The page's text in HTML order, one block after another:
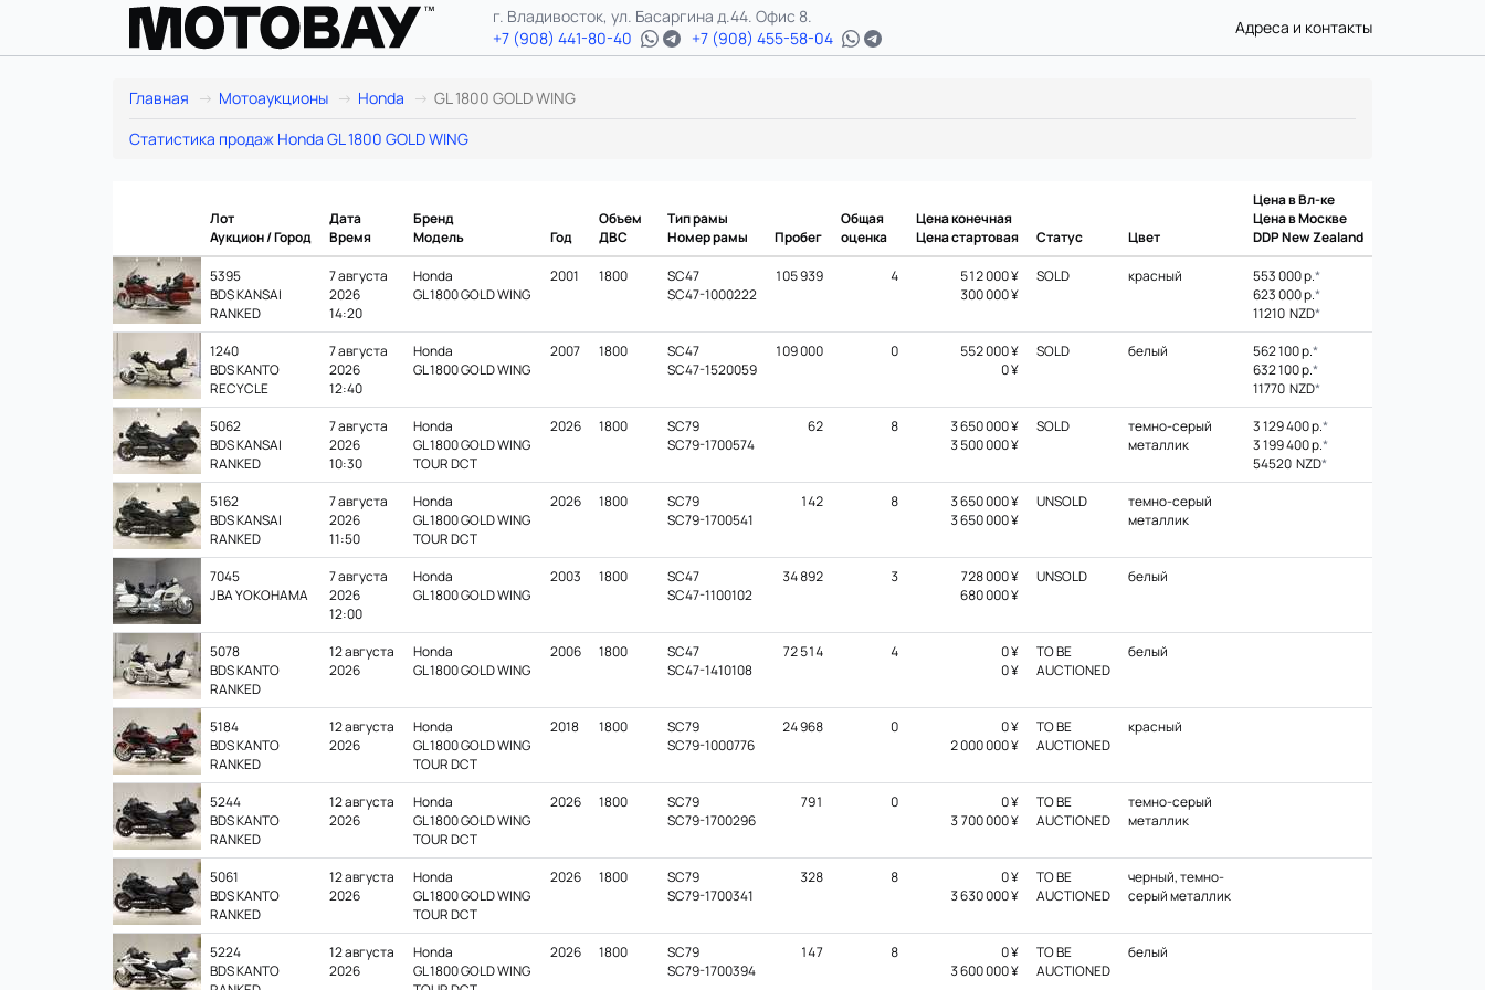
г. Владивосток, ул. Басаргина д.44. Офис 8.
+7 (908) 441-80-40
+7 (908) 455-58-04
Адреса и контакты
Honda
GL
GOLD
WING:
лоты
в
Японии
и
расчет
цены
Главная Мотоаукционы Honda
GL 1800 GOLD WING
Статистика продаж Honda GL 1800 GOLD WING
Лот
Аукцион / Город
Дата
Время
Бренд
Модель
Год
Объем
ДВС
Тип рамы
Номер рамы
Пробег
Общая
оценка
Цена конечная
Цена стартовая
Статус Цвет
Цена в Вл-ке
Цена в Москве
DDP New Zealand
5395
BDS KANSAI
RANKED
7 августа
2026
14:20
Honda
GL 1800 GOLD WING
2001 1800
SC47
SC47-1000222
105 939 4
512 000 ¥
300 000 ¥
SOLD красный 553 000 р.*
623 000 р.*
11210 NZD*
1240
BDS KANTO
RECYCLE
7 августа
2026
12:40
Honda
GL 1800 GOLD WING
2007 1800
SC47
SC47-1520059
109 000 0
552 000 ¥
0 ¥
SOLD белый 562 100 р.*
632 100 р.*
11770 NZD*
5062
BDS KANSAI
RANKED
7 августа
2026
10:30
Honda
GL 1800 GOLD WING
TOUR DCT
2026 1800
SC79
SC79-1700574
62 8
3 650 000 ¥
3 500 000 ¥
SOLD
темно-серый
металлик
3 129 400 р.*
3 199 400 р.*
54520 NZD*
5162
BDS KANSAI
RANKED
7 августа
2026
11:50
Honda
GL 1800 GOLD WING
TOUR DCT
2026 1800
SC79
SC79-1700541
142 8
3 650 000 ¥
3 650 000 ¥
UNSOLD
темно-серый
металлик
7045
JBA YOKOHAMA
7 августа
2026
12:00
Honda
GL 1800 GOLD WING
2003 1800
SC47
SC47-1100102
34 892 3
728 000 ¥
680 000 ¥
UNSOLD белый
5078
BDS KANTO
RANKED
12 августа
2026
Honda
GL 1800 GOLD WING
2006 1800
SC47
SC47-1410108
72 514 4
0 ¥
0 ¥
TO BE
AUCTIONED
белый
5184
BDS KANTO
RANKED
12 августа
2026
Honda
GL 1800 GOLD WING
TOUR DCT
2018 1800
SC79
SC79-1000776
24 968 0
0 ¥
2 000 000 ¥
TO BE
AUCTIONED
красный
5244
BDS KANTO
RANKED
12 августа
2026
Honda
GL 1800 GOLD WING
TOUR DCT
2026 1800
SC79
SC79-1700296
791 0
0 ¥
3 700 000 ¥
TO BE
AUCTIONED
темно-серый
металлик
5061
BDS KANTO
RANKED
12 августа
2026
Honda
GL 1800 GOLD WING
TOUR DCT
2026 1800
SC79
SC79-1700341
328 8
0 ¥
3 630 000 ¥
TO BE
AUCTIONED
черный, темно-
серый металлик
5224
BDS KANTO
12 августа
2026
Honda
GL 1800 GOLD WING
2026 1800
SC79
SC79-1700394
147 8
0 ¥
3 600 000 ¥
TO BE
AUCTIONED
белый